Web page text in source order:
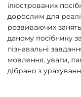
ілюстрованих
дорослим для
розвиваючих
даному посібнику
пізнавальні
мовлення, уваги,
дібрано з